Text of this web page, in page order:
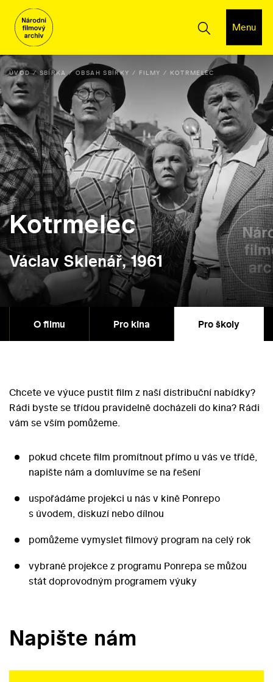
Menu
ÚVOD SBÍRKA OBSAH SBÍRKY FILMY KOTRMELEC
Kotrmelec
Václav Sklenář, 1961
O filmu Pro kina Pro školy
Chcete ve výuce pustit film z naší distribuční nabídky?
Rádi byste se třídou pravidelně docházeli do kina? Rádi
vám se vším pomůžeme.
pokud chcete film promítnout přímo u vás ve třídě,
napište nám a domluvíme se na řešení
uspořádáme projekci u nás v kině Ponrepo
s úvodem, diskuzí nebo dílnou
pomůžeme vymyslet filmový program na celý rok
vybrané projekce z programu Ponrepa se můžou
stát doprovodným programem výuky
Napište nám